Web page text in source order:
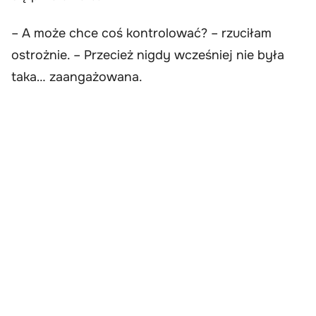
– A może chce coś kontrolować? – rzuciłam
ostrożnie. – Przecież nigdy wcześniej nie była
taka… zaangażowana.